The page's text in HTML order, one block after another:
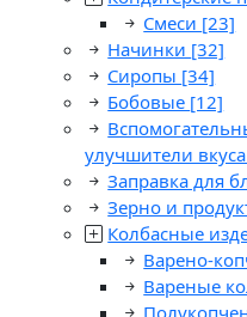
Смеси [23]
Начинки [32]
Сиропы [34]
Бобовые [12]
улучшители вкуса
Заправка для
Зерно и
Колбасные
Варено-
Вареные